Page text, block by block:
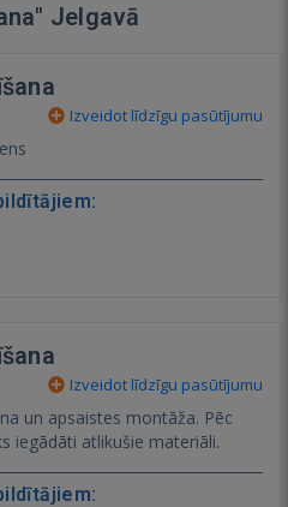
Jelgavā
Izveidot līdzīgu pasūtījumu
Izveidot līdzīgu pasūtījumu
un apsaistes montāža. Pēc
iegādāti atlikušie materiāli.